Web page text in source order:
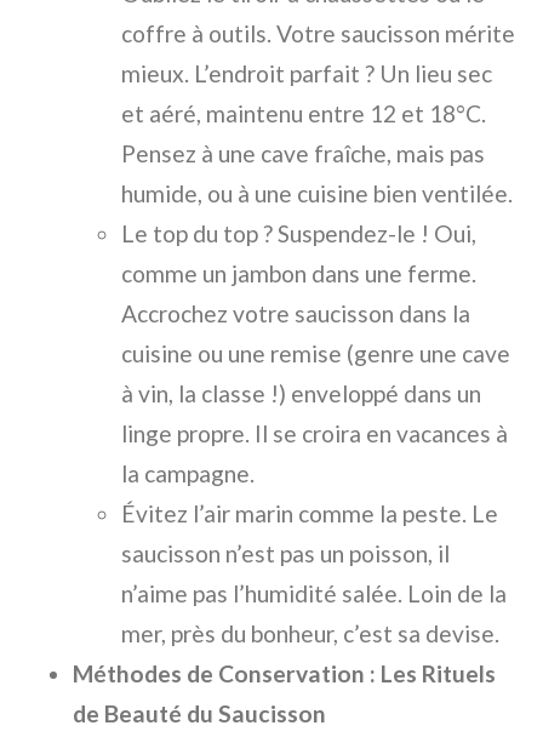
coffre à outils. Votre saucisson mérite
mieux. L’endroit parfait ? Un lieu sec
et aéré, maintenu entre 12 et 18°C.
Pensez à une cave fraîche, mais pas
humide, ou à une cuisine bien ventilée.
Le top du top ? Suspendez-le ! Oui,
comme un jambon dans une ferme.
Accrochez votre saucisson dans la
cuisine ou une remise (genre une cave
à vin, la classe !) enveloppé dans un
linge propre. Il se croira en vacances à
la campagne.
Évitez l’air marin comme la peste. Le
saucisson n’est pas un poisson, il
n’aime pas l’humidité salée. Loin de la
mer, près du bonheur, c’est sa devise.
Méthodes de Conservation : Les Rituels
de Beauté du Saucisson